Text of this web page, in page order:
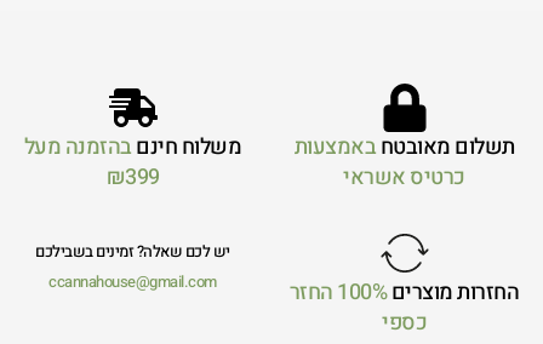
תשלום מאובטחבאמצעות
כרטיס אשראי
משלוח חינםבהזמנה מעל
₪399
החזרות מוצרים
100% החזר
כספי
יש לכם שאלה? זמינים בשבילכם
ccannahouse@gmail.com